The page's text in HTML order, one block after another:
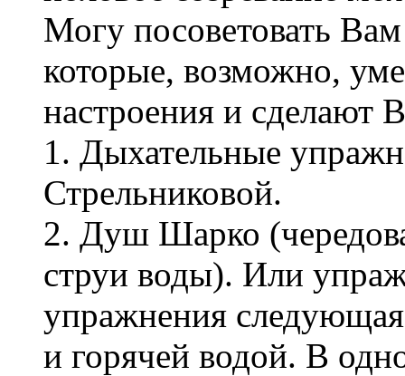
Могу посоветовать
которые, возможно,
настроения и сделают
1. Дыхательные
Стрельниковой.
2. Душ Шарко
струи воды). Или
упражнения
и горячей водой. В